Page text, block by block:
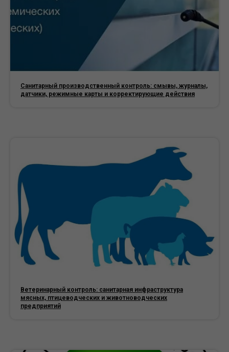
Санитарный производственный контроль: смывы, журналы,
датчики, режимные карты и корректирующие действия
Ветеринарный контроль: санитарная инфраструктура
мясных, птицеводческих и животноводческих
предприятий